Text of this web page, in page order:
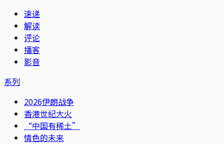
速递
解读
评论
播客
影音
系列
2026伊朗战争
香港世纪大火
“中国有稀土”
情色的未来